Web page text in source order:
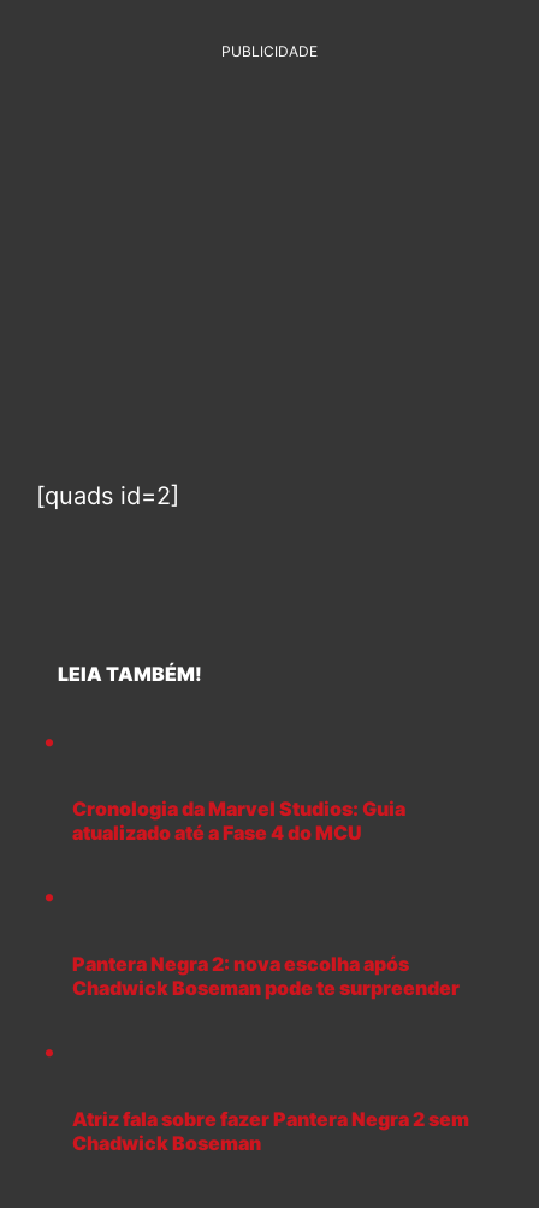
PUBLICIDADE
[quads id=2]
LEIA TAMBÉM!
Cronologia da Marvel Studios: Guia
atualizado até a Fase 4 do MCU
Pantera Negra 2: nova escolha após
Chadwick Boseman pode te surpreender
Atriz fala sobre fazer Pantera Negra 2 sem
Chadwick Boseman